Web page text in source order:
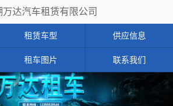
万达汽车租赁有限公司
租赁车型 供应信息
租车图片 联系我们